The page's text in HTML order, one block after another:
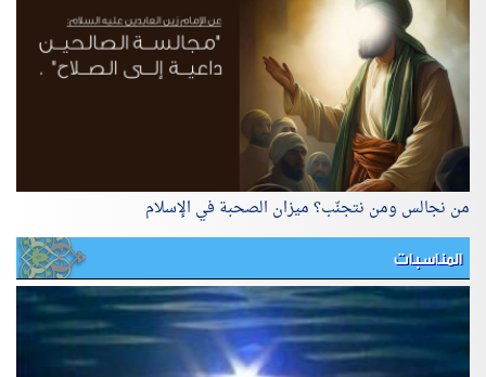
من نجالس ومن نتجنّب؟ ميزان الصحبة في الإسلام
المناسبات